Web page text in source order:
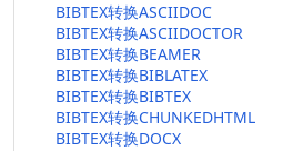
BIBTEX转换ASCIIDOC
BIBTEX转换ASCIIDOCTOR
BIBTEX转换BEAMER
BIBTEX转换BIBLATEX
BIBTEX转换BIBTEX
BIBTEX转换CHUNKEDHTML
BIBTEX转换DOCX